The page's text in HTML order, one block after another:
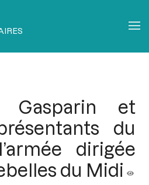
Gasparin et
du
dirigée
du Midi